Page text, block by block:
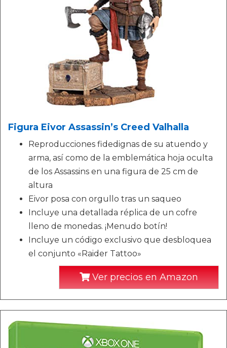
Figura Eivor Assassin’s Creed Valhalla
Reproducciones fidedignas de su atuendo y
arma, así como de la emblemática hoja oculta
de los Assassins en una figura de 25 cm de
altura
Eivor posa con orgullo tras un saqueo
Incluye una detallada réplica de un cofre
lleno de monedas. ¡Menudo botín!
Incluye un código exclusivo que desbloquea
el conjunto «Raider Tattoo»
Ver precios en Amazon